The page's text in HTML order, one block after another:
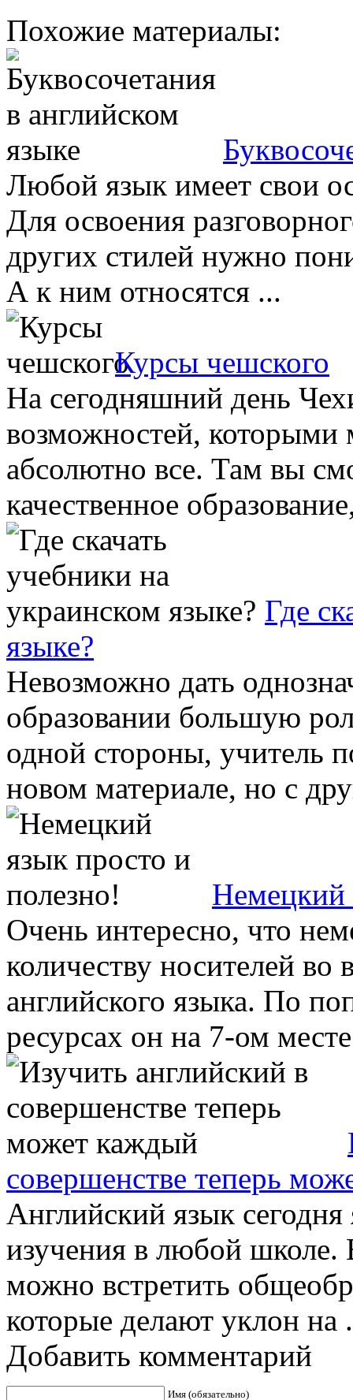
Похожие материалы:
Любой язык имеет свои
Для освоения
других стилей нужно
А к ним относятся ...
Курсы чешского
На сегодняшний день
возможностей, которыми
абсолютно все. Там вы
качественное
Где
языке?
Невозможно дать
образовании большую
одной стороны, учитель
новом материале, но с
Немецкий
Очень интересно, что
количеству носителей
английского языка. По
ресурсах он на 7-ом
совершенстве теперь
Английский язык сегодня
изучения в любой школе.
можно встретить
которые делают уклон на
Добавить комментарий
Имя (обязательно)